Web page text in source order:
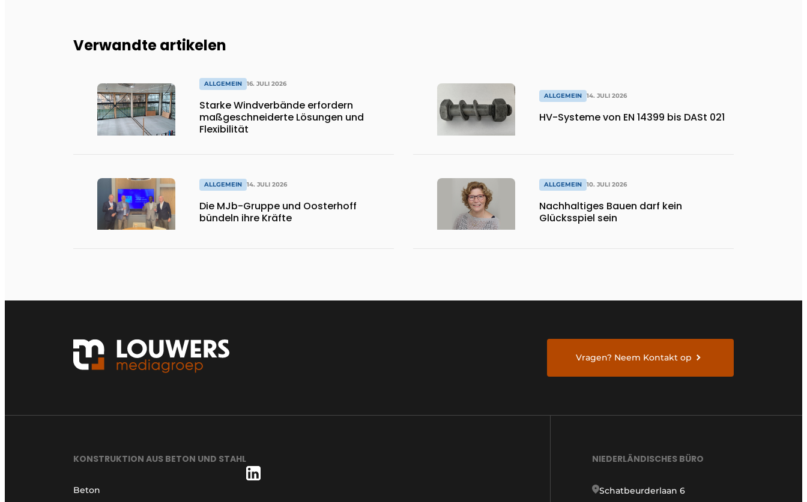
Verwandte artikelen
ALLGEMEIN 16. JULI 2026
Starke Windverbände erfordern
maßgeschneiderte Lösungen und
Flexibilität
ALLGEMEIN 14. JULI 2026
Die MJb-Gruppe und Oosterhoff
bündeln ihre Kräfte
ALLGEMEIN 14. JULI 2026
HV-Systeme von EN 14399 bis DASt 021
ALLGEMEIN 10. JULI 2026
Nachhaltiges Bauen darf kein
Glücksspiel sein
Vragen? Neem Kontakt op
KONSTRUKTION AUS BETON UND STAHL
Beton
NIEDERLÄNDISCHES BÜRO
Schatbeurderlaan 6